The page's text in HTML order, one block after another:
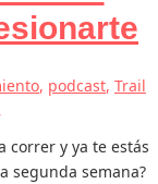
, podcast, Trail
correr y ya te estás
segunda semana?